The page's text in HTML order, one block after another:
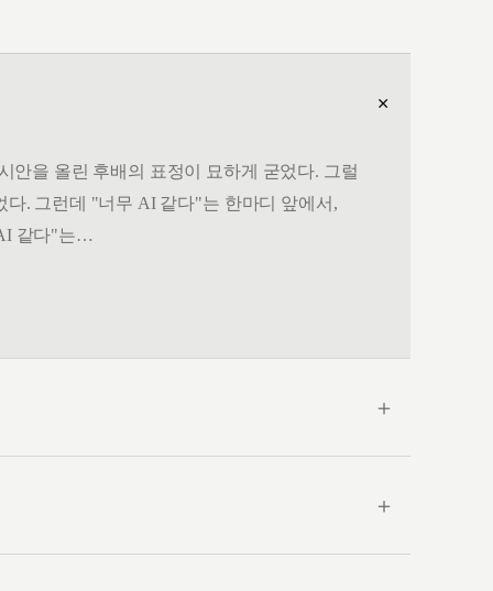
＋
안을 올린 후배의 표정이 묘하게 굳었다. 그럴
. 그런데 "너무 AI 같다"는 한마디 앞에서,
같다"는…
＋
＋